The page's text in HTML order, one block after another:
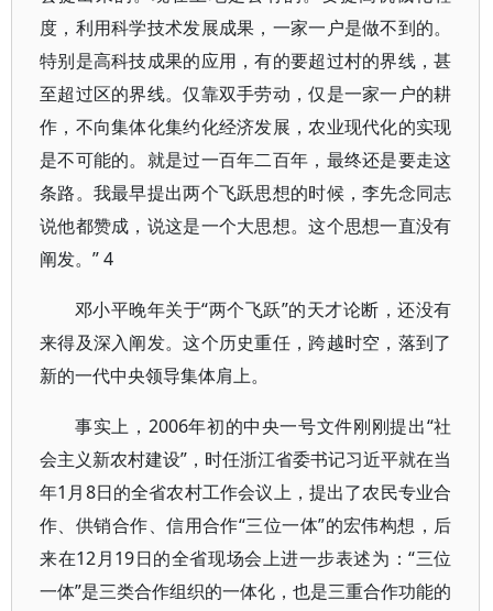
度，利用科学技术发展成果，一家一户是做不到的。
特别是高科技成果的应用，有的要超过村的界线，甚
至超过区的界线。仅靠双手劳动，仅是一家一户的耕
作，不向集体化集约化经济发展，农业现代化的实现
是不可能的。就是过一百年二百年，最终还是要走这
条路。我最早提出两个飞跃思想的时候，李先念同志
说他都赞成，说这是一个大思想。这个思想一直没有
阐发。” 4
邓小平晚年关于“两个飞跃”的天才论断，还没有
来得及深入阐发。这个历史重任，跨越时空，落到了
新的一代中央领导集体肩上。
事实上，2006年初的中央一号文件刚刚提出“社
会主义新农村建设”，时任浙江省委书记习近平就在当
年1月8日的全省农村工作会议上，提出了农民专业合
作、供销合作、信用合作“三位一体”的宏伟构想，后
来在12月19日的全省现场会上进一步表述为：“三位
一体”是三类合作组织的一体化，也是三重合作功能的